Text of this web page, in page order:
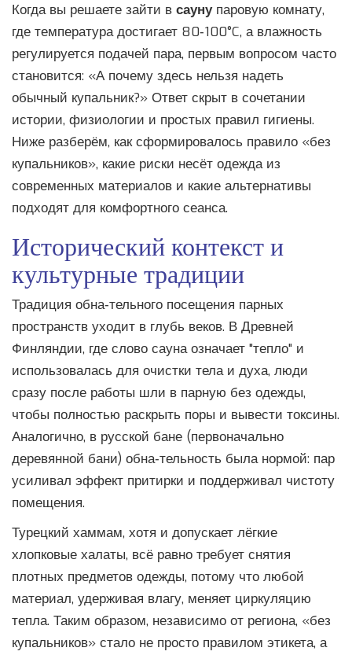
Когда вы решаете зайти в сауну паровую комнату,
где температура достигает 80‑100°C, а влажность
регулируется подачей пара, первым вопросом часто
становится: «А почему здесь нельзя надеть
обычный купальник?» Ответ скрыт в сочетании
истории, физиологии и простых правил гигиены.
Ниже разберём, как сформировалось правило «без
купальников», какие риски несёт одежда из
современных материалов и какие альтернативы
подходят для комфортного сеанса.
Исторический контекст и
культурные традиции
Традиция обна‑тельного посещения парных
пространств уходит в глубь веков. В Древней
Финляндии, где слово сауна означает "тепло" и
использовалась для очистки тела и духа, люди
сразу после работы шли в парную без одежды,
чтобы полностью раскрыть поры и вывести токсины.
Аналогично, в русской бане (первоначально
деревянной бани) обна‑тельность была нормой: пар
усиливал эффект притирки и поддерживал чистоту
помещения.
Турецкий хаммам, хотя и допускает лёгкие
хлопковые халаты, всё равно требует снятия
плотных предметов одежды, потому что любой
материал, удерживая влагу, меняет циркуляцию
тепла. Таким образом, независимо от региона, «без
купальников» стало не просто правилом этикета, а